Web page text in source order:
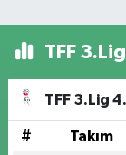
TFF
TFF 3.Lig
# Takım